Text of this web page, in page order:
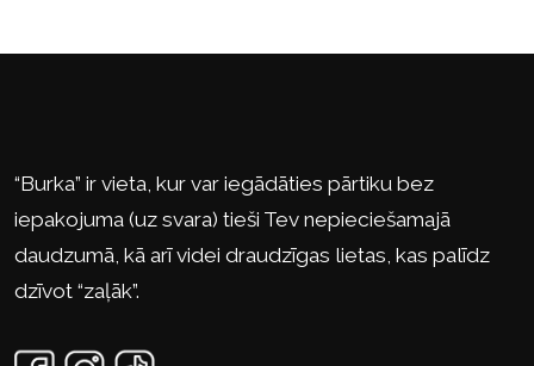
“Burka” ir vieta, kur var iegādāties pārtiku bez
iepakojuma (uz svara) tieši Tev nepieciešamajā
daudzumā, kā arī videi draudzīgas lietas, kas palīdz
dzīvot “zaļāk”.